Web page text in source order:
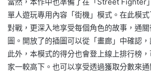
單人遊玩專用內容「街機」模式。在此模
對戰，更深入地享受每個角色的故事，通
圖。開放了的插圖可以從「畫廊」中確認，
此外，本模式的得分也會登上線上排行榜
家一較高下。也可以享受透過獲取分數來通